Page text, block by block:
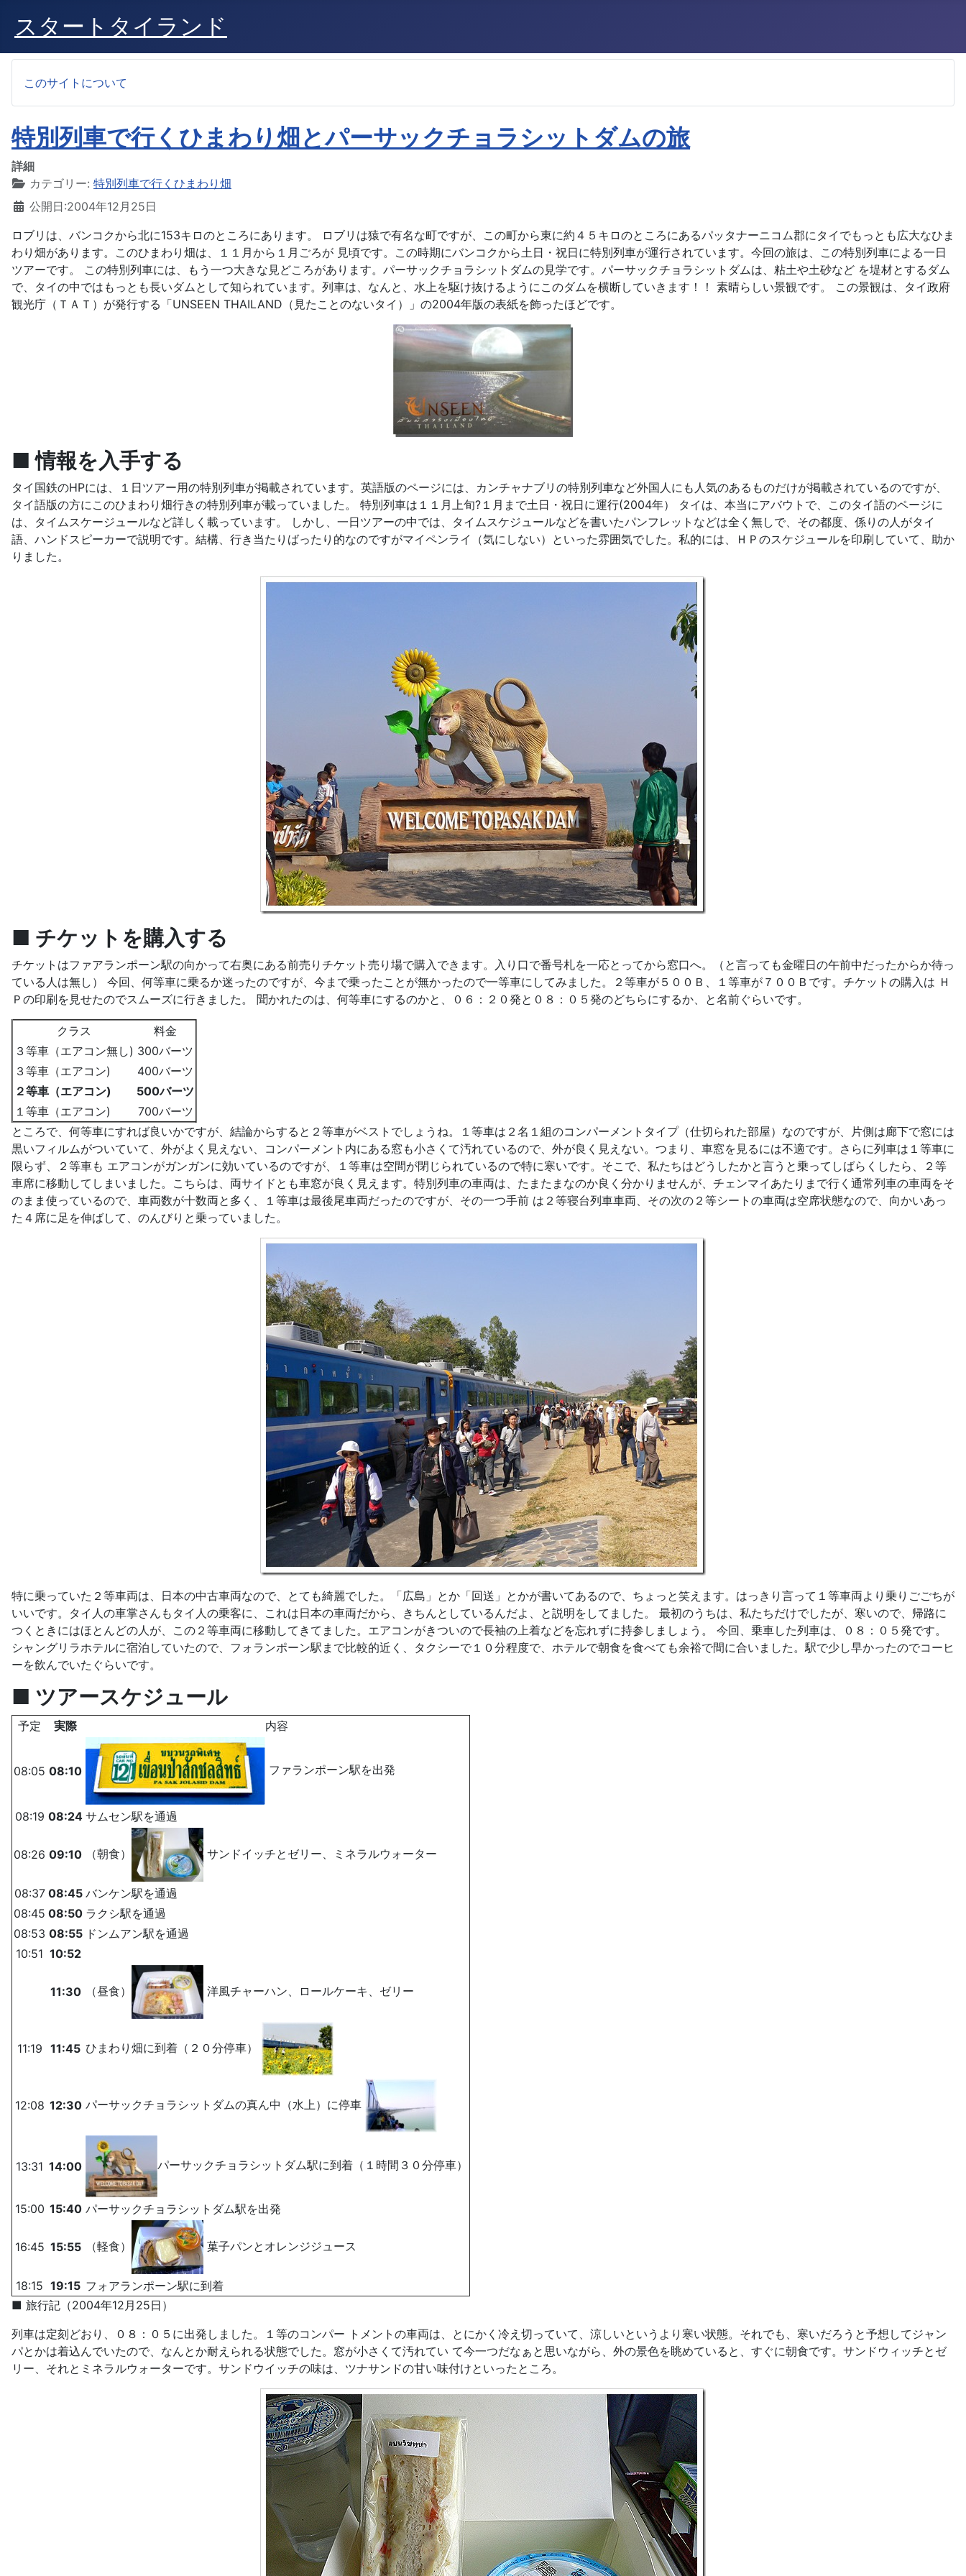
スタートタイランド
このサイトについて
特別列車で行くひまわり畑とパーサックチョラシットダムの旅
詳細
カテゴリー: 特別列車で行くひまわり畑
公開日:2004年12月25日
ロブリは、バンコクから北に153キロのところにあります。 ロブリは猿で有名な町ですが、この町から東に約４５キロのところにあるパッタナーニコム郡にタイでもっとも広大なひま
わり畑があります。このひまわり畑は、１１月から１月ごろが 見頃です。この時期にバンコクから土日・祝日に特別列車が運行されています。今回の旅は、この特別列車による一日
ツアーです。 この特別列車には、もう一つ大きな見どころがあります。パーサックチョラシットダムの見学です。パーサックチョラシットダムは、粘土や土砂など を堤材とするダム
で、タイの中ではもっとも長いダムとして知られています。列車は、なんと、水上を駆け抜けるようにこのダムを横断していきます！！ 素晴らしい景観です。 この景観は、タイ政府
観光庁（ＴＡＴ）が発行する「UNSEEN THAILAND（見たことのないタイ）」の2004年版の表紙を飾ったほどです。
■ 情報を入手する
タイ国鉄のHPには、１日ツアー用の特別列車が掲載されています。英語版のページには、カンチャナブリの特別列車など外国人にも人気のあるものだけが掲載されているのですが、
タイ語版の方にこのひまわり畑行きの特別列車が載っていました。 特別列車は１１月上旬?１月まで土日・祝日に運行(2004年） タイは、本当にアバウトで、このタイ語のページに
は、タイムスケージュールなど詳しく載っています。 しかし、一日ツアーの中では、タイムスケジュールなどを書いたパンフレットなどは全く無しで、その都度、係りの人がタイ
語、ハンドスピーカーで説明です。結構、行き当たりばったり的なのですがマイペンライ（気にしない）といった雰囲気でした。私的には、ＨＰのスケジュールを印刷していて、助か
りました。
■ チケットを購入する
チケットはファアランポーン駅の向かって右奥にある前売りチケット売り場で購入できます。入り口で番号札を一応とってから窓口へ。（と言っても金曜日の午前中だったからか待っ
ている人は無し） 今回、何等車に乗るか迷ったのですが、今まで乗ったことが無かったので一等車にしてみました。２等車が５００Ｂ、１等車が７００Ｂです。チケットの購入は Ｈ
Ｐの印刷を見せたのでスムーズに行きました。 聞かれたのは、何等車にするのかと、０６：２０発と０８：０５発のどちらにするか、と名前ぐらいです。
クラス
料金
３等車（エアコン無し) 300バーツ
３等車（エアコン)
400バーツ
２等車（エアコン)
500バーツ
１等車（エアコン)
700バーツ
ところで、何等車にすれば良いかですが、結論からすると２等車がベストでしょうね。１等車は２名１組のコンパーメントタイプ（仕切られた部屋）なのですが、片側は廊下で窓には
黒いフィルムがついていて、外がよく見えない、コンパーメント内にある窓も小さくて汚れているので、外が良く見えない。つまり、車窓を見るには不適です。さらに列車は１等車に
限らず、２等車も エアコンがガンガンに効いているのですが、１等車は空間が閉じられているので特に寒いです。そこで、私たちはどうしたかと言うと乗ってしばらくしたら、２等
車席に移動してしまいました。こちらは、両サイドとも車窓が良く見えます。特別列車の車両は、たまたまなのか良く分かりませんが、チェンマイあたりまで行く通常列車の車両をそ
のまま使っているので、車両数が十数両と多く、１等車は最後尾車両だったのですが、その一つ手前 は２等寝台列車車両、その次の２等シートの車両は空席状態なので、向かいあっ
た４席に足を伸ばして、のんびりと乗っていました。
特に乗っていた２等車両は、日本の中古車両なので、とても綺麗でした。「広島」とか「回送」とかが書いてあるので、ちょっと笑えます。はっきり言って１等車両より乗りごごちが
いいです。タイ人の車掌さんもタイ人の乗客に、これは日本の車両だから、きちんとしているんだよ、と説明をしてました。 最初のうちは、私たちだけでしたが、寒いので、帰路に
つくときにはほとんどの人が、この２等車両に移動してきてました。エアコンがきついので長袖の上着などを忘れずに持参しましょう。 今回、乗車した列車は、０８：０５発です。
シャングリラホテルに宿泊していたので、フォランポーン駅まで比較的近く、タクシーで１０分程度で、ホテルで朝食を食べても余裕で間に合いました。駅で少し早かったのでコーヒ
ーを飲んでいたぐらいです。
■ ツアースケジュール
予定 実際 内容
08:05 08:10 ファランポーン駅を出発
08:19 08:24 サムセン駅を通過
08:26 09:10 （朝食） サンドイッチとゼリー、ミネラルウォーター
08:37 08:45 バンケン駅を通過
08:45 08:50 ラクシ駅を通過
08:53 08:55 ドンムアン駅を通過
10:51 10:52
11:30 （昼食） 洋風チャーハン、ロールケーキ、ゼリー
11:19 11:45 ひまわり畑に到着（２０分停車）
12:08 12:30 パーサックチョラシットダムの真ん中（水上）に停車
13:31 14:00 パーサックチョラシットダム駅に到着（１時間３０分停車）
15:00 15:40 パーサックチョラシットダム駅を出発
16:45 15:55 （軽食） 菓子パンとオレンジジュース
18:15 19:15 フォアランポーン駅に到着
■ 旅行記（2004年12月25日）
列車は定刻どおり、０８：０５に出発しました。１等のコンパー トメントの車両は、とにかく冷え切っていて、涼しいというより寒い状態。それでも、寒いだろうと予想してジャン
パとかは着込んでいたので、なんとか耐えられる状態でした。窓が小さくて汚れてい て今一つだなぁと思いながら、外の景色を眺めていると、すぐに朝食です。サンドウィッチとゼ
リー、それとミネラルウォーターです。サンドウイッチの味は、ツナサンドの甘い味付けといったところ。